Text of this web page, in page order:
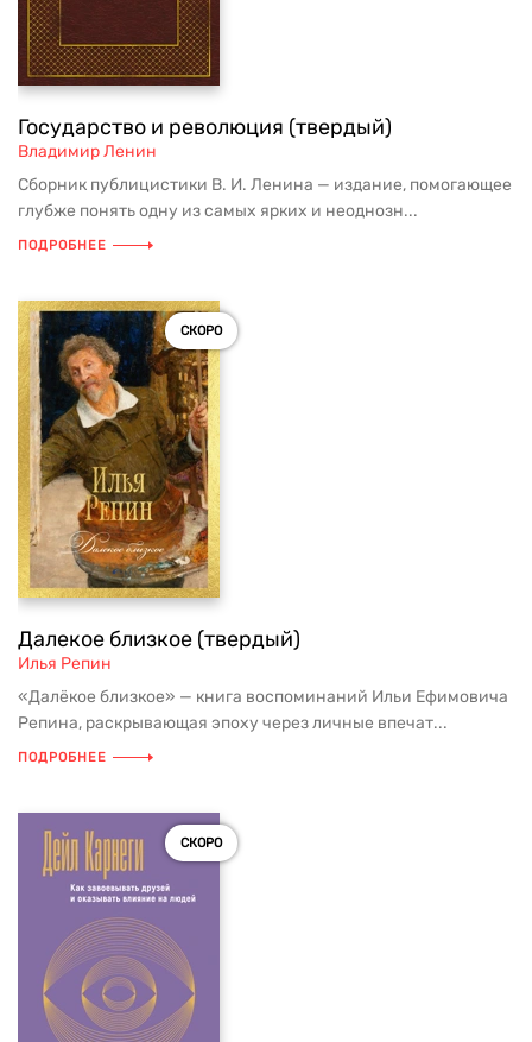
Государство и революция (твердый)
Владимир Ленин
Сборник публицистики В. И. Ленина — издание, помогающее
глубже понять одну из самых ярких и неоднозн...
ПОДРОБНЕЕ
СКОРО
Далекое близкое (твердый)
Илья Репин
«Далёкое близкое» — книга воспоминаний Ильи Ефимовича
Репина, раскрывающая эпоху через личные впечат...
ПОДРОБНЕЕ
СКОРО